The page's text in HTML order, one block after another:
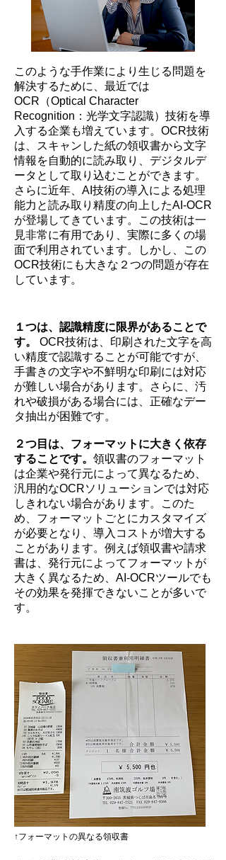
このような手作業により生じる問題を
解決するために、最近では
OCR（Optical Character
Recognition：光学文字認識）技術を導
入する企業も増えています。OCR技術
は、スキャンした紙の領収書から文字
情報を自動的に読み取り、デジタルデ
ータとして取り込むことができます。
さらに近年、AI技術の導入による処理
能力と読み取り精度の向上したAI-OCR
が登場してきています。この技術は一
見非常に有用であり、実際に多くの場
面で利用されています。しかし、この
OCR技術にも大きな２つの問題が存在
しています。
１つは、認識精度に限界があることで
す。 OCR技術は、印刷された文字を高
い精度で認識することが可能ですが、
手書きの文字や不鮮明な印刷には対応
が難しい場合があります。さらに、汚
れや破損がある場合には、正確なデー
タ抽出が困難です。
２つ目は、フォーマットに大きく依存
することです。 領収書のフォーマット
は企業や発行元によって異なるため、
汎用的なOCRソリューションでは対応
しきれない場合があります。このた
め、フォーマットごとにカスタマイズ
が必要となり、導入コストが増大する
ことがあります。例えば領収書や請求
書は、発行元によってフォーマットが
大きく異なるため、AI-OCRツールでも
その効果を発揮できないことが多いで
す。
↑フォーマットの異なる領収書